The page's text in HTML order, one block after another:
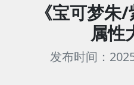
《宝可梦朱
属性
发布时间：